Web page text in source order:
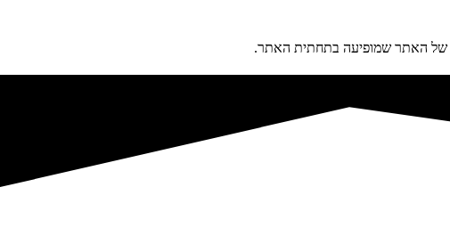
של האתר שמופיעה בתחתית האתר.